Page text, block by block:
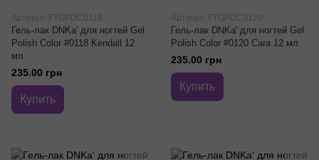
Артикул: FTGPDС0118
Гель-лак DNKa' для ногтей Gel
Polish Color #0118 Kendall 12
мл
235.00 грн
Купить
Артикул: FTGPDС0120
Гель-лак DNKa' для ногтей Gel
Polish Color #0120 Cara 12 мл
235.00 грн
Купить